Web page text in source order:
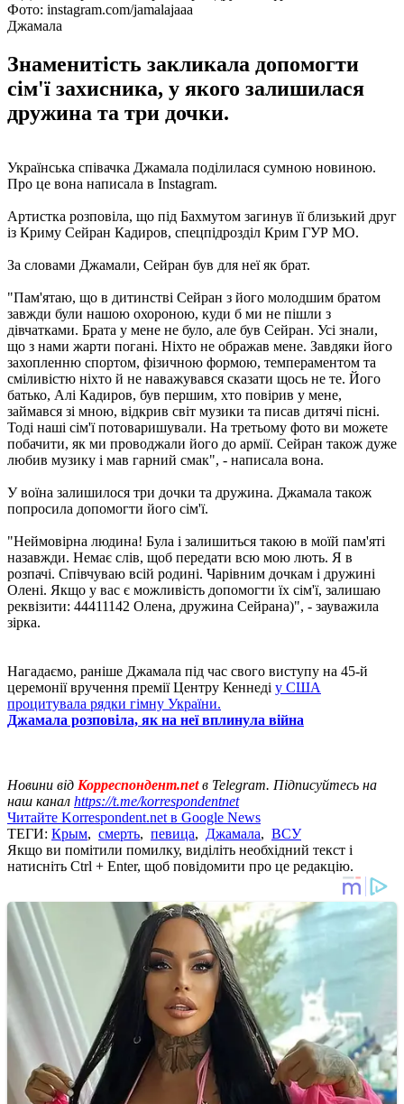
Фото: instagram.com/jamalajaaa
Джамала
Знаменитість закликала допомогти
сім'ї захисника, у якого залишилася
дружина та три дочки.
Українська співачка Джамала поділилася сумною новиною.
Про це вона написала в Instagram.
Артистка розповіла, що під Бахмутом загинув її близький друг
із Криму Сейран Кадиров, спецпідрозділ Крим ГУР МО.
За словами Джамали, Сейран був для неї як брат.
"Пам'ятаю, що в дитинстві Сейран з його молодшим братом
завжди були нашою охороною, куди б ми не пішли з
дівчатками. Брата у мене не було, але був Сейран. Усі знали,
що з нами жарти погані. Ніхто не ображав мене. Завдяки його
захопленню спортом, фізичною формою, темпераментом та
сміливістю ніхто й не наважувався сказати щось не те. Його
батько, Алі Кадиров, був першим, хто повірив у мене,
займався зі мною, відкрив світ музики та писав дитячі пісні.
Тоді наші сім'ї потоваришували. На третьому фото ви можете
побачити, як ми проводжали його до армії. Сейран також дуже
любив музику і мав гарний смак", - написала вона.
У воїна залишилося три дочки та дружина. Джамала також
попросила допомогти його сім'ї.
"Неймовірна людина! Була і залишиться такою в моїй пам'яті
назавжди. Немає слів, щоб передати всю мою лють. Я в
розпачі. Співчуваю всій родині. Чарівним дочкам і дружині
Олені. Якщо у вас є можливість допомогти їх сім'ї, залишаю
реквізити: 44411142 Олена, дружина Сейрана)", - зауважила
зірка.
Нагадаємо, раніше Джамала під час свого виступу на 45-й
церемонії вручення премії Центру Кеннеді у США
процитувала рядки гімну України.
Джамала розповіла, як на неї вплинула війна
Новини від Корреспондент.netв Telegram. Підписуйтесь на
наш канал https://t.me/korrespondentnet
Читайте Korrespondent.net в Google News
ТЕГИ: Крым, смерть, певица, Джамала, ВСУ
Якщо ви помітили помилку, виділіть необхідний текст і
натисніть Ctrl + Enter, щоб повідомити про це редакцію.